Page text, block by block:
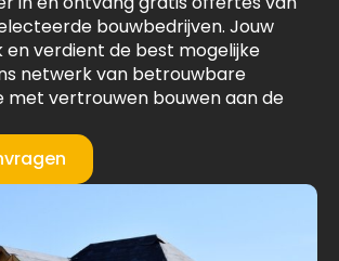
bouwbedrijven. Jouw
en verdient de best mogelijke
netwerk van betrouwbare
met vertrouwen bouwen aan de